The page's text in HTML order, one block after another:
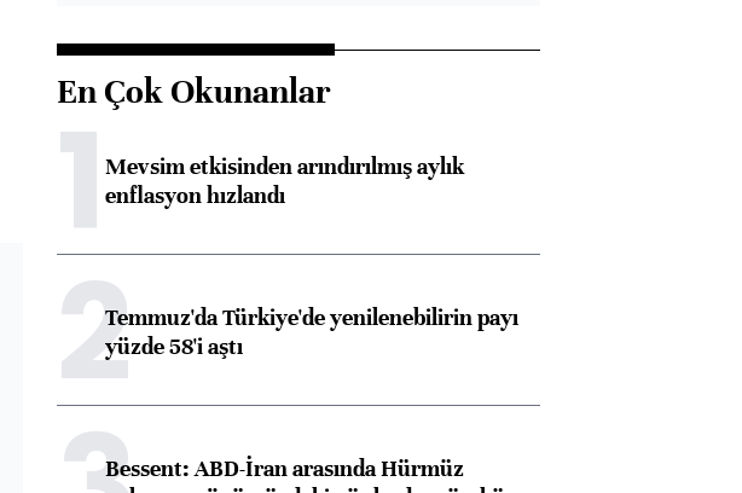
En Çok Okunanlar
1Mevsim etkisinden arındırılmış aylık
enflasyon hızlandı
2Temmuz'da Türkiye'de yenilenebilirin payı
yüzde 58'i aştı
Bessent: ABD-İran arasında Hürmüz